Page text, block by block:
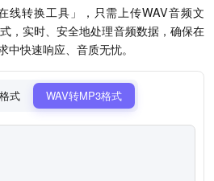
线转换工具」，只需上传WAV音频文
，实时、安全地处理音频数据，确保在
快速响应、音质无忧。
式 WAV转MP3格式